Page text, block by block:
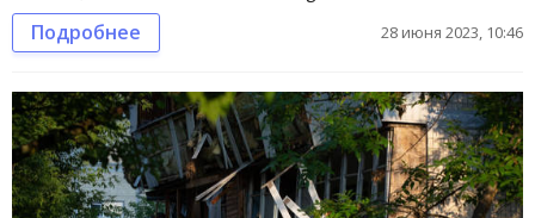
Подробнее 28 июня 2023, 10:46